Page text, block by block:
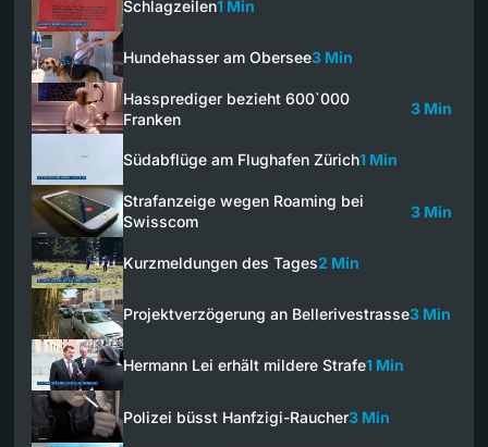
Schlagzeilen1 Min
Hundehasser am Obersee3 Min
Hassprediger bezieht 600`000
Franken
3 Min
Südabflüge am Flughafen Zürich1 Min
Strafanzeige wegen Roaming bei
Swisscom
3 Min
Kurzmeldungen des Tages2 Min
Projektverzögerung an Bellerivestrasse3 Min
Hermann Lei erhält mildere Strafe1 Min
Polizei büsst Hanfzigi-Raucher3 Min